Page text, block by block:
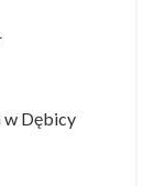
w Dębicy